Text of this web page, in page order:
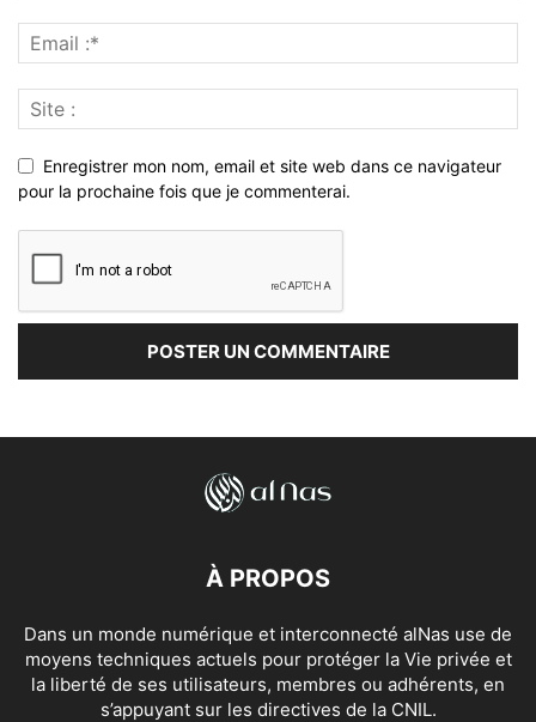
Enregistrer mon nom, email et site web dans ce navigateur
pour la prochaine fois que je commenterai.
À PROPOS
Dans un monde numérique et interconnecté alNas use de
moyens techniques actuels pour protéger la Vie privée et
la liberté de ses utilisateurs, membres ou adhérents, en
s’appuyant sur les directives de la CNIL.